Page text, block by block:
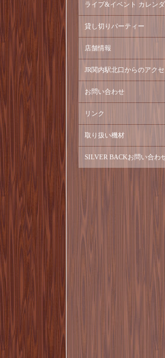
ライブ&イベント カレン
貸し切りパーティー
店舗情報
JR関内駅北口からのアクセ
お問い合わせ
リンク
取り扱い機材
SILVER BACKお問い合わ